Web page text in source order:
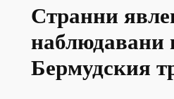
Странни
наблюдавани
Бермудския